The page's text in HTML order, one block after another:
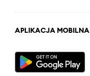
APLIKACJA MOBILNA